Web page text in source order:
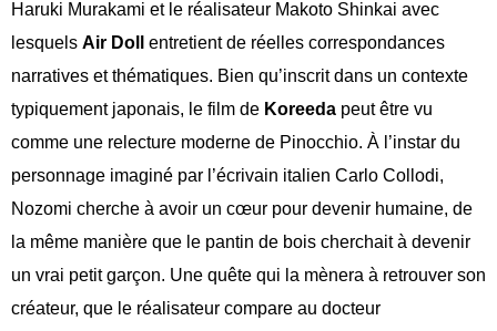
Haruki Murakami et le réalisateur Makoto Shinkai avec
lesquels Air Doll
entretient de réelles correspondances
narratives et thématiques. Bien qu’inscrit dans un contexte
typiquement japonais, le film de Koreeda peut être vu
comme une relecture moderne de Pinocchio. À l’instar du
personnage imaginé par l’écrivain italien Carlo Collodi,
Nozomi cherche à avoir un cœur pour devenir humaine, de
la même manière que le pantin de bois cherchait à devenir
un vrai petit garçon. Une quête qui la mènera à retrouver son
créateur, que le réalisateur compare au docteur